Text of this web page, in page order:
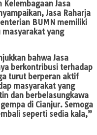
Jasa
Jasa Raharja
BUMN memiliki
yang
bahwa Jasa
berkontribusi terhadap
turut berperan aktif
masyarakat yang
dan berbelasungkawa
di Cianjur. Semoga
seperti sedia kala,”